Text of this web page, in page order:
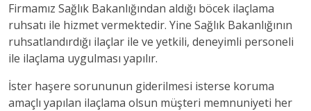
Firmamız Sağlık Bakanlığından aldığı böcek ilaçlama
ruhsatı ile hizmet vermektedir. Yine Sağlık Bakanlığının
ruhsatlandırdığı ilaçlar ile ve yetkili, deneyimli personeli
ile ilaçlama uygulması yapılır.
İster haşere sorununun giderilmesi isterse koruma
amaçlı yapılan ilaçlama olsun müşteri memnuniyeti her